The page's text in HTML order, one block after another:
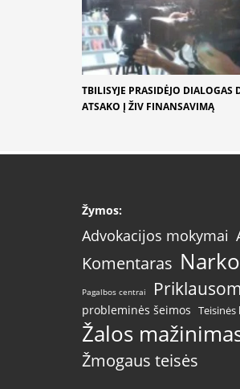
TBILISYJE PRASIDĖJO DIALOGAS
ATSAKO Į ŽIV FINANSAVIMĄ
Žymos:
Advokacijos mokymai
Komentaras
Pagalbos centrai
probleminės šeimos
Žalos
Žmogaus teisės